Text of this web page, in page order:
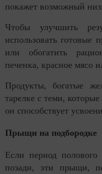
покажет возможный
Чтобы улучшить
использовать готовые
или обогатить
печенка, красное мясо
Продукты, богатые
тарелке с теми,
он способствует
Прыщи на подбородке
Если период
позади, эти прыщи,